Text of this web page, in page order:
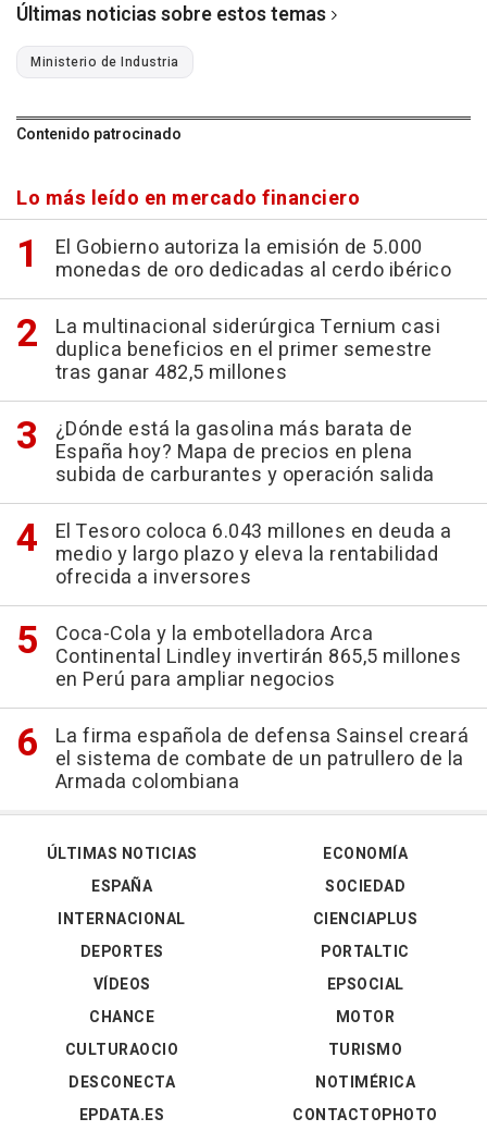
Últimas noticias sobre estos temas
Ministerio de Industria
Contenido patrocinado
Lo más leído en mercado financiero
El Gobierno autoriza la emisión de 5.000
monedas de oro dedicadas al cerdo ibérico
La multinacional siderúrgica Ternium casi
duplica beneficios en el primer semestre
tras ganar 482,5 millones
¿Dónde está la gasolina más barata de
España hoy? Mapa de precios en plena
subida de carburantes y operación salida
El Tesoro coloca 6.043 millones en deuda a
medio y largo plazo y eleva la rentabilidad
ofrecida a inversores
Coca-Cola y la embotelladora Arca
Continental Lindley invertirán 865,5 millones
en Perú para ampliar negocios
La firma española de defensa Sainsel creará
el sistema de combate de un patrullero de la
Armada colombiana
ÚLTIMAS NOTICIAS
ESPAÑA
INTERNACIONAL
DEPORTES
VÍDEOS
ECONOMÍA
SOCIEDAD
CIENCIAPLUS
PORTALTIC
EPSOCIAL
CHANCE
CULTURAOCIO
DESCONECTA
EPDATA.ES
MOTOR
TURISMO
NOTIMÉRICA
CONTACTOPHOTO